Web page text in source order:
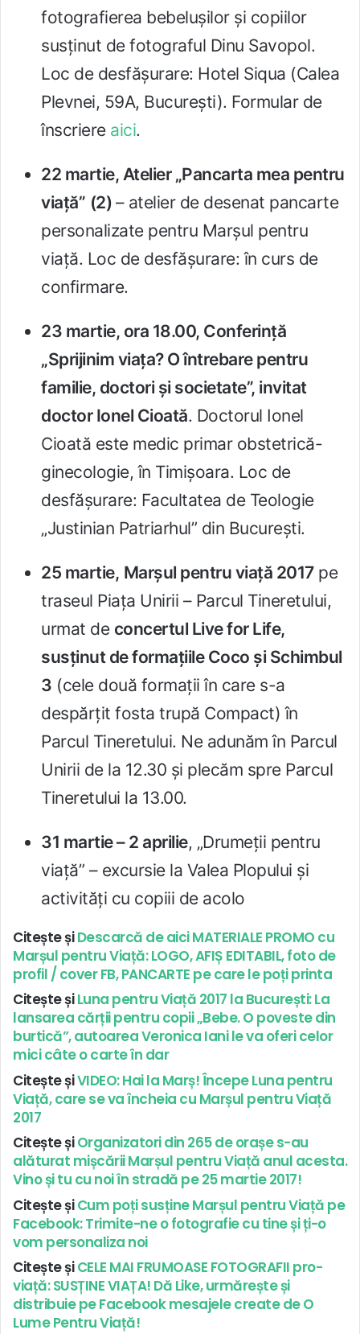
fotografierea bebelușilor și copiilor
susținut de fotograful Dinu Savopol.
Loc de desfășurare: Hotel Siqua (Calea
Plevnei, 59A, București). Formular de
înscriere aici.
22 martie, Atelier „Pancarta mea pentru
viață” (2) – atelier de desenat pancarte
personalizate pentru Marșul pentru
viață. Loc de desfășurare: în curs de
confirmare.
23 martie, ora 18.00, Conferință
„Sprijinim viața? O întrebare pentru
familie, doctori și societate”, invitat
doctor Ionel Cioată. Doctorul Ionel
Cioată este medic primar obstetrică-
ginecologie, în Timișoara. Loc de
desfășurare: Facultatea de Teologie
„Justinian Patriarhul” din București.
25 martie, Marșul pentru viață 2017pe
traseul Piața Unirii – Parcul Tineretului,
urmat de concertul Live for Life,
susținut de formațiile Coco și Schimbul
3 (cele două formații în care s-a
despărțit fosta trupă Compact) în
Parcul Tineretului. Ne adunăm în Parcul
Unirii de la 12.30 și plecăm spre Parcul
Tineretului la 13.00.
31 martie – 2 aprilie, „Drumeții pentru
viață” – excursie la Valea Plopului și
activități cu copiii de acolo
Citește șiDescarcă de aici MATERIALE PROMO cu
Marșul pentru Viață: LOGO, AFIȘ EDITABIL, foto de
profil / cover FB, PANCARTE pe care le poți printa
Citește șiLuna pentru Viață 2017 la București: La
lansarea cărții pentru copii „Bebe. O poveste din
burtică”, autoarea Veronica Iani le va oferi celor
mici câte o carte în dar
Citește șiVIDEO: Hai la Marș! Începe Luna pentru
Viață, care se va încheia cu Marșul pentru Viață
2017
Citește șiOrganizatori din 265 de orașe s-au
alăturat mișcării Marșul pentru Viață anul acesta.
Vino și tu cu noi în stradă pe 25 martie 2017!
Citește șiCum poți susține Marșul pentru Viață pe
Facebook: Trimite-ne o fotografie cu tine și ți-o
vom personaliza noi
Citește șiCELE MAI FRUMOASE FOTOGRAFII pro-
viață: SUSȚINE VIAȚA! Dă Like, urmărește și
distribuie pe Facebook mesajele create de O
Lume Pentru Viață!